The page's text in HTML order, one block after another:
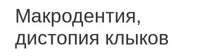
Макродентия,
дистопия клыков